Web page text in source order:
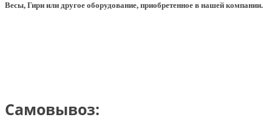
Весы, Гири или другое оборудование, приобретенное в нашей компании.
Самовывоз: